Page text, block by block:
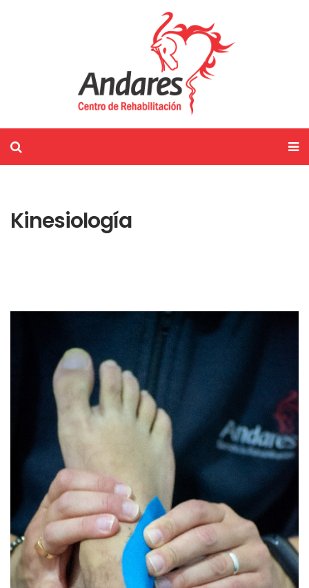
Kinesiología